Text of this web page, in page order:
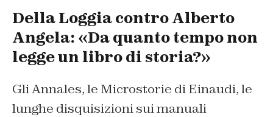
Della Loggia contro Alberto
Angela: «Da quanto tempo non
legge un libro di storia?»
Gli Annales, le Microstorie di Einaudi, le
lunghe disquisizioni sui manuali